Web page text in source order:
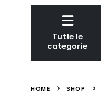
Tutte le
categorie
HOME SHOP